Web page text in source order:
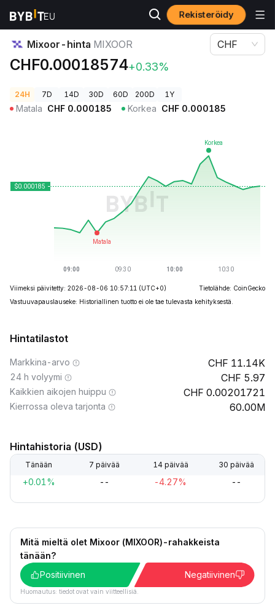
Rekisteröidy
Kryptohinnat
Mixoor-hinta MIXOOR
CHF0.00018574+0.33%
CHF
24H 7D 14D 30D 60D 200D 1Y
Matala CHF 0.000185 Korkea CHF 0.000185
Viimeksi päivitetty: 2026-08-06 10:57:11 (UTC+0)
Tietolähde: CoinGecko
Vastuuvapauslauseke: Historiallinen tuotto ei ole tae tulevasta kehityksestä.
Hintatilastot
Markkina-arvo 11.14K
24 h volyymi 5.97
Kaikkien aikojen huippu 0.00201721
Kierrossa oleva tarjonta 60.00M
Hintahistoria (USD)
Tänään 7 päivää 14 päivää 30 päivää
+0.01% -- -4.27% --
Mitä mieltä olet Mixoor (MIXOOR)-rahakkeista
tänään?
Positiivinen
Negatiivinen
Huomautus: tiedot ovat vain viitteellisiä.